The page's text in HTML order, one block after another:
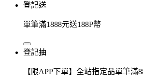
登記送
單筆滿1888元送188P幣
登記抽
【限APP下單】全站指定品單筆滿